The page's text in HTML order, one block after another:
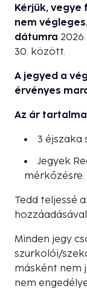
Kérjük, vegye
nem
dátumra
30. között.
A jegyed a
érvényes
Az ár
3 éjszaka
Jegyek
Tedd teljessé
Minden jegy
szurkolói/
másként nem
nem